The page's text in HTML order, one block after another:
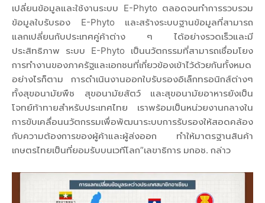
เปลี่ยนข้อมูลและใช้งานระบบ E-Phyto ตลอดจนทำการรวบรวม
ข้อมูลใบรับรอง E-Phyto และสร้างระบบฐานข้อมูลที่สามารถ
แลกเปลี่ยนกับประเทศคู่ค้าต่าง ๆ ได้อย่างรวดเร็วและมี
ประสิทธิภาพ ระบบ E-Phyto เป็นนวัตกรรมที่สามารถเชื่อมโยง
การทำงานของภาครัฐและเอกชนที่เกี่ยวข้องเข้าไว้ด้วยกันทั้งหมด
อย่างไรก็ตาม การดำเนินงานออกใบรับรองอิเล็กทรอนิกส์ต่างๆ
ทั้งสุขอนามัยพืช สุขอนามัยสัตว์ และสุขอนามัยอาหารยังเป็น
โจทย์ท้าทายสำหรับประเทศไทย เราพร้อมเป็นหน่วยงานกลางใน
การขับเคลื่อนนวัตกรรมเพื่อพัฒนาระบบการรับรองให้สอดคล้อง
กับความต้องการของผู้ค้าและผู้ส่งออก ทำให้มาตรฐานสินค้า
เกษตรไทยเป็นที่ยอมรับบนเวทีโลก”เลขาธิการ มกอช. กล่าว